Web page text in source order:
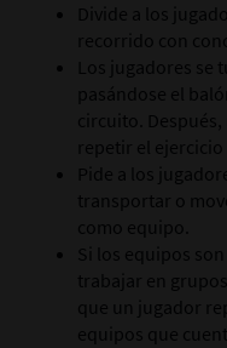
Divide a los
recorrido con
Los jugadores se
pasándose el
circuito.
repetir el
Pide a los
transportar o
como equipo.
Si los equipos
trabajar en
que un jugador
equipos que